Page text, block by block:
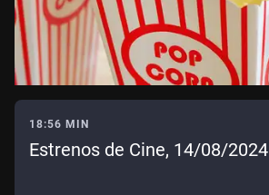
18:56 MIN
Estrenos de Cine, 14/08/2024